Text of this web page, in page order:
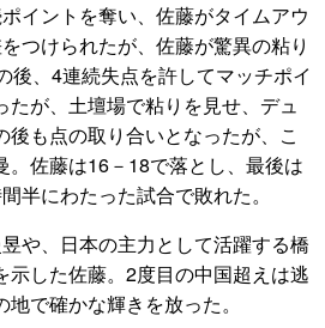
イントを奪い、佐藤がタイムアウ
つけられたが、佐藤が驚異の粘り
後、4連続失点を許してマッチポイ
たが、土壇場で粘りを見せ、デュ
後も点の取り合いとなったが、こ
。佐藤は16－18で落とし、最後は
半にわたった試合で敗れた。
や、日本の主力として活躍する橋
示した佐藤。2度目の中国超えは逃
で確かな輝きを放った。